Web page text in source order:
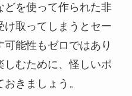
どを使って作られた非
け取ってしまうとセー
能性もゼロではあり
しむために、怪しいポ
きましょう。